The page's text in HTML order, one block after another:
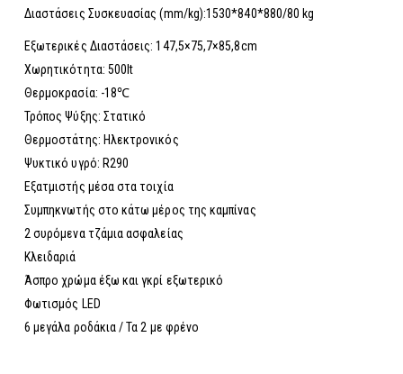
Διαστάσεις Συσκευασίας (mm/kg):1530*840*880/80 kg
Εξωτερικές Διαστάσεις: 147,5×75,7×85,8cm
Χωρητικότητα: 500lt
Θερμοκρασία: -18℃
Τρόπος Ψύξης: Στατικό
Θερμοστάτης: Ηλεκτρονικός
Ψυκτικό υγρό: R290
Εξατμιστής μέσα στα τοιχία
Συμπηκνωτής στο κάτω μέρος της καμπίνας
2 συρόμενα τζάμια ασφαλείας
Κλειδαριά
Άσπρο χρώμα έξω και γκρί εξωτερικό
Φωτισμός LED
6 μεγάλα ροδάκια / Τα 2 με φρένο